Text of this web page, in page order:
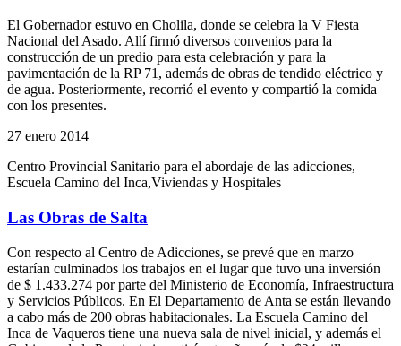
El Gobernador estuvo en Cholila, donde se celebra la V Fiesta
Nacional del Asado. Allí firmó diversos convenios para la
construcción de un predio para esta celebración y para la
pavimentación de la RP 71, además de obras de tendido eléctrico y
de agua. Posteriormente, recorrió el evento y compartió la comida
con los presentes.
27 enero 2014
Centro Provincial Sanitario para el abordaje de las adicciones,
Escuela Camino del Inca,Viviendas y Hospitales
Las Obras de Salta
Con respecto al Centro de Adicciones, se prevé que en marzo
estarían culminados los trabajos en el lugar que tuvo una inversión
de $ 1.433.274 por parte del Ministerio de Economía, Infraestructura
y Servicios Públicos. En El Departamento de Anta se están llevando
a cabo más de 200 obras habitacionales. La Escuela Camino del
Inca de Vaqueros tiene una nueva sala de nivel inicial, y además el